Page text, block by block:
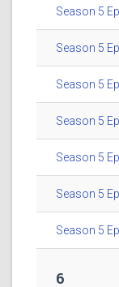
Season 5
Season 5
Season 5
Season 5
Season 5
Season 5
Season 5
6